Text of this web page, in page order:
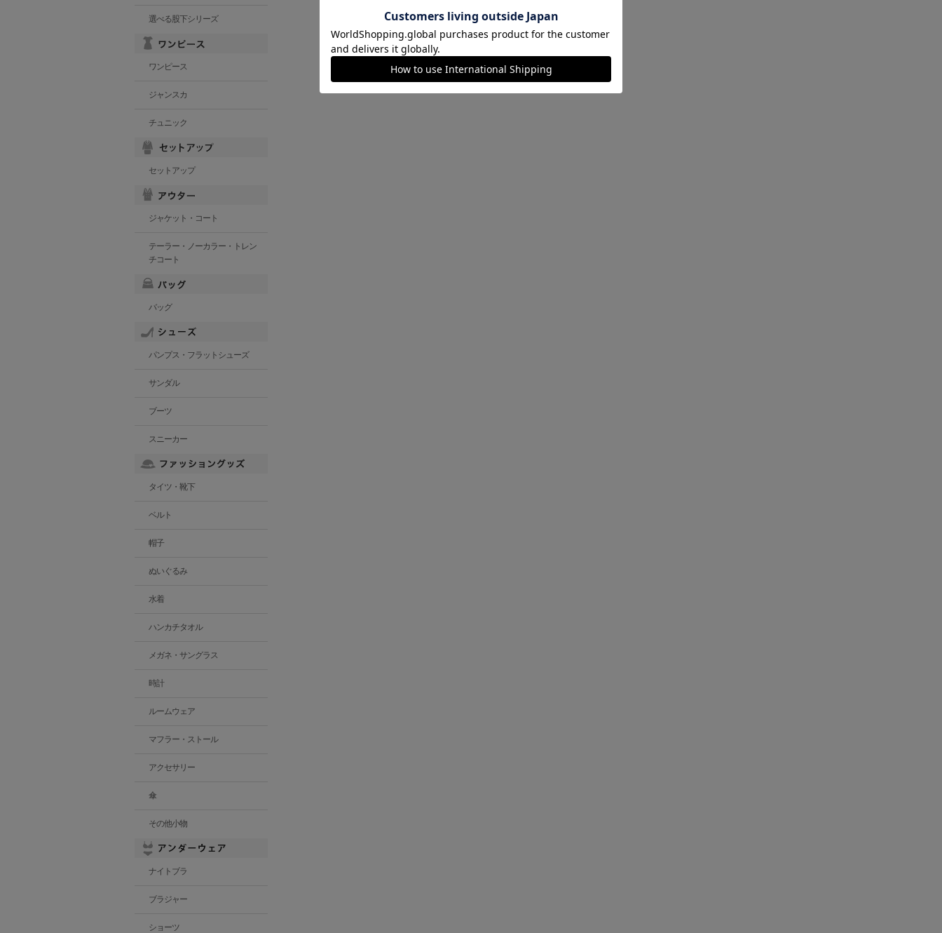
選べる股下シリーズ
ワンピース
ジャンスカ
チュニック
セットアップ
ジャケット・コート
テーラー・ノーカラー・トレン
チコート
バッグ
パンプス・フラットシューズ
サンダル
ブーツ
スニーカー
タイツ・靴下
ベルト
帽子
ぬいぐるみ
水着
ハンカチタオル
メガネ・サングラス
時計
ルームウェア
マフラー・ストール
アクセサリー
傘
その他小物
ナイトブラ
ブラジャー
ショーツ